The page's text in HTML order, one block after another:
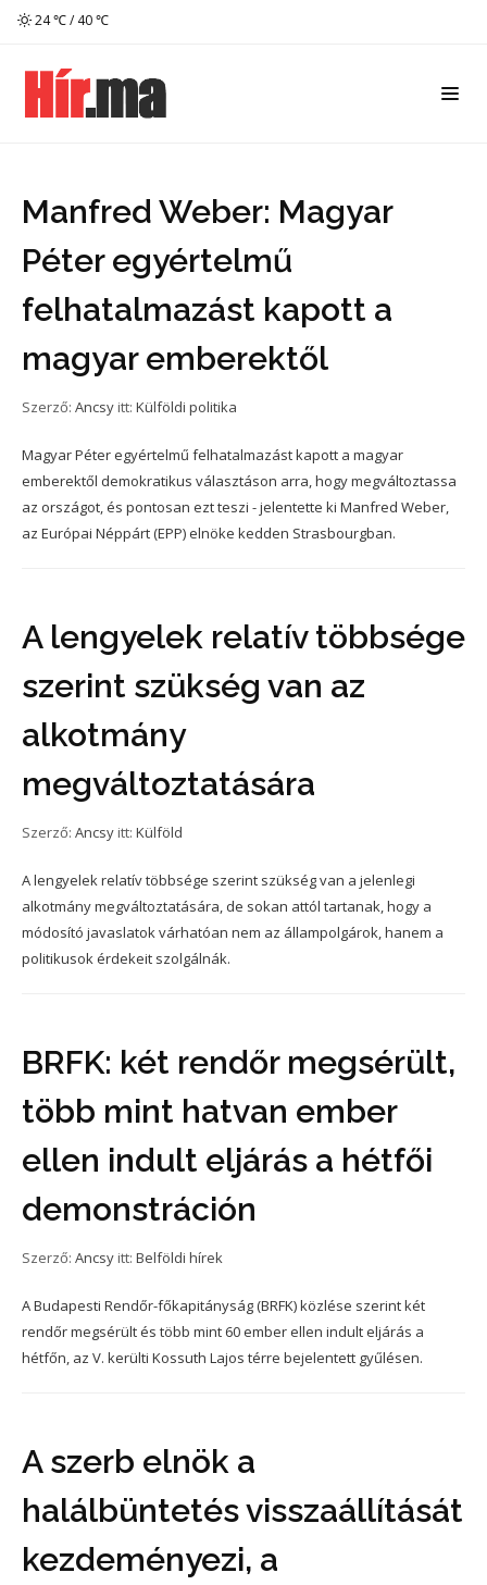
24 ℃ / 40 ℃
Manfred Weber: Magyar
Péter egyértelmű
felhatalmazást kapott a
magyar emberektől
Szerző: Ancsy itt: Külföldi politika
Magyar Péter egyértelmű felhatalmazást kapott a magyar
emberektől demokratikus választáson arra, hogy megváltoztassa
az országot, és pontosan ezt teszi - jelentette ki Manfred Weber,
az Európai Néppárt (EPP) elnöke kedden Strasbourgban.
A lengyelek relatív többsége
szerint szükség van az
alkotmány
megváltoztatására
Szerző: Ancsy itt: Külföld
A lengyelek relatív többsége szerint szükség van a jelenlegi
alkotmány megváltoztatására, de sokan attól tartanak, hogy a
módosító javaslatok várhatóan nem az állampolgárok, hanem a
politikusok érdekeit szolgálnák.
BRFK: két rendőr megsérült,
több mint hatvan ember
ellen indult eljárás a hétfői
demonstráción
Szerző: Ancsy itt: Belföldi hírek
A Budapesti Rendőr-főkapitányság (BRFK) közlése szerint két
rendőr megsérült és több mint 60 ember ellen indult eljárás a
hétfőn, az V. kerülti Kossuth Lajos térre bejelentett gyűlésen.
A szerb elnök a
halálbüntetés visszaállítását
kezdeményezi, a